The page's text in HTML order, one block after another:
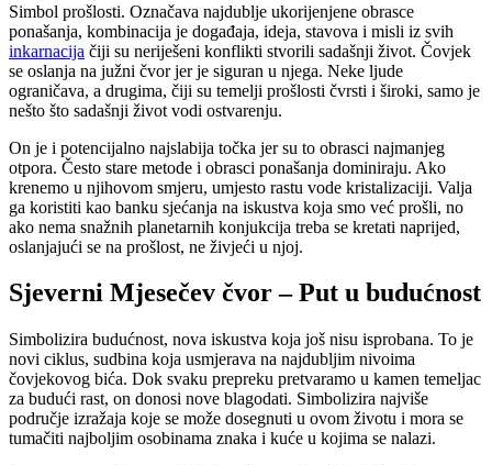
Simbol prošlosti. Označava najdublje ukorijenjene obrasce
ponašanja, kombinacija je događaja, ideja, stavova i misli iz svih
inkarnacija čiji su neriješeni konflikti stvorili sadašnji život. Čovjek
se oslanja na južni čvor jer je siguran u njega. Neke ljude
ograničava, a drugima, čiji su temelji prošlosti čvrsti i široki, samo je
nešto što sadašnji život vodi ostvarenju.
On je i potencijalno najslabija točka jer su to obrasci najmanjeg
otpora. Često stare metode i obrasci ponašanja dominiraju. Ako
krenemo u njihovom smjeru, umjesto rastu vode kristalizaciji. Valja
ga koristiti kao banku sjećanja na iskustva koja smo već prošli, no
ako nema snažnih planetarnih konjukcija treba se kretati naprijed,
oslanjajući se na prošlost, ne živjeći u njoj.
Sjeverni Mjesečev čvor – Put u budućnost
Simbolizira budućnost, nova iskustva koja još nisu isprobana. To je
novi ciklus, sudbina koja usmjerava na najdubljim nivoima
čovjekovog bića. Dok svaku prepreku pretvaramo u kamen temeljac
za budući rast, on donosi nove blagodati. Simbolizira najviše
područje izražaja koje se može dosegnuti u ovom životu i mora se
tumačiti najboljim osobinama znaka i kuće u kojima se nalazi.